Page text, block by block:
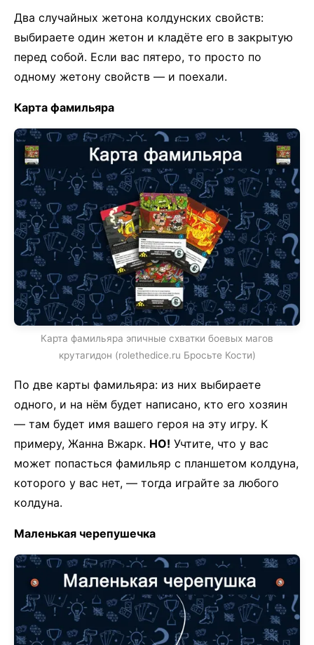
Два случайных жетона колдунских свойств:
выбираете один жетон и кладёте его в закрытую
перед собой. Если вас пятеро, то просто по
одному жетону свойств — и поехали.
Карта фамильяра
Карта фамильяра эпичные схватки боевых магов
крутагидон (rolethedice.ru Бросьте Кости)
По две карты фамильяра: из них выбираете
одного, и на нём будет написано, кто его хозяин
— там будет имя вашего героя на эту игру. К
примеру, Жанна Вжарк. НО! Учтите, что у вас
может попасться фамильяр с планшетом колдуна,
которого у вас нет, — тогда играйте за любого
колдуна.
Маленькая черепушечка